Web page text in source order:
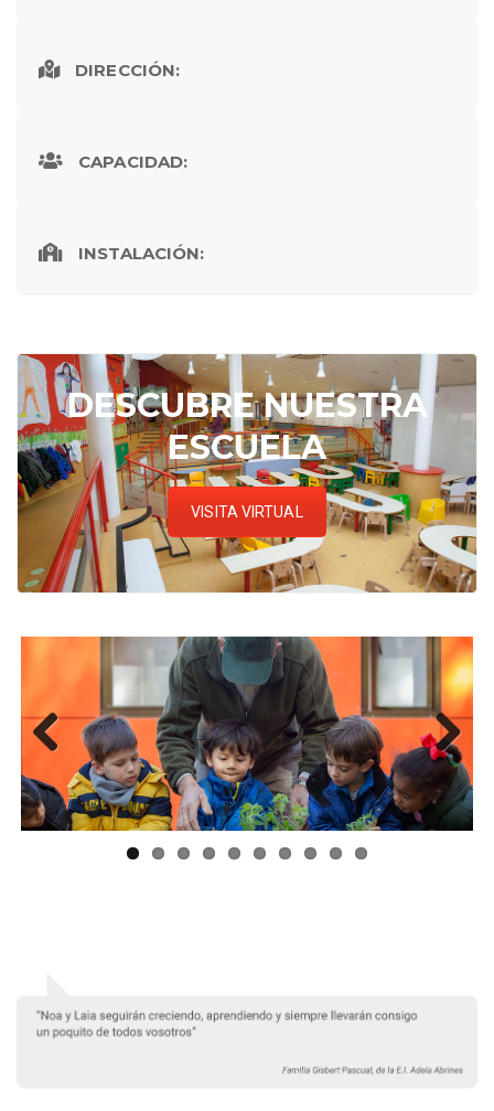
DIRECCIÓN:
CAPACIDAD:
INSTALACIÓN:
DESCUBRE NUESTRA
ESCUELA
VISITA VIRTUAL
ous
Next